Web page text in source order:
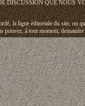
DISCUSSION QUE NOUS
la ligne éditoriale du site, ou
à tout moment,